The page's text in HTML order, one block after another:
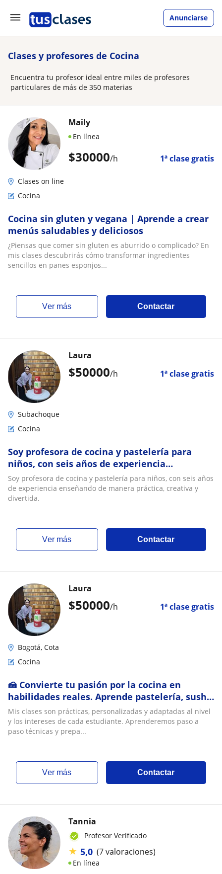
Anunciarse
Clases y profesores de Cocina
Encuentra tu profesor ideal entre miles de profesores
particulares de más de 350 materias
$30000/h 1ª clase gratis
Maily
En línea
Clases on line
Cocina
Cocina sin gluten y vegana | Aprende a crear
menús saludables y deliciosos
¿Piensas que comer sin gluten es aburrido o complicado? En
mis clases descubrirás cómo transformar ingredientes
sencillos en panes esponjos...
ver más Contactar
$50000/h 1ª clase gratis
Laura
Subachoque
Cocina
Soy profesora de cocina y pastelería para
niños, con seis años de experiencia
enseñando de manera práctica, creativa y
divertida
Soy profesora de cocina y pastelería para niños, con seis años
de experiencia enseñando de manera práctica, creativa y
divertida.
ver más Contactar
$50000/h 1ª clase gratis
Laura
Bogotá, Cota
Cocina
🍰 Convierte tu pasión por la cocina en
habilidades reales. Aprende pastelería, sushi,
pizza y más con una profesional de 13 años
Mis clases son prácticas, personalizadas y adaptadas al nivel
y los intereses de cada estudiante. Aprenderemos paso a
paso técnicas y prepa...
ver más Contactar
Tannia
Profesor Verificado
★ 5,0 (7 valoraciones)
En línea